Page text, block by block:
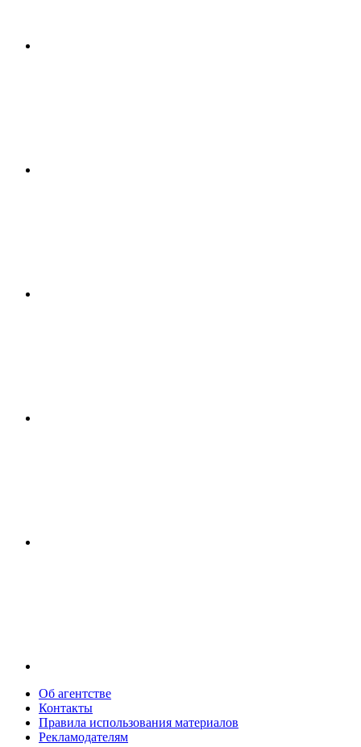
Об агентстве
Контакты
Правила использования материалов
Рекламодателям